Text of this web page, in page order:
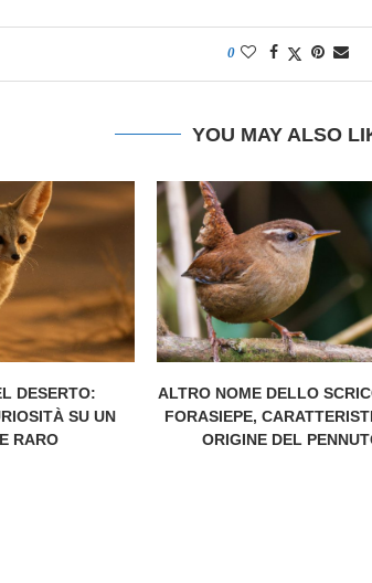
0
YOU MAY ALSO
DESERTO:
SU UN
RARO
ALTRO NOME DELLO
FORASIEPE,
ORIGINE DEL